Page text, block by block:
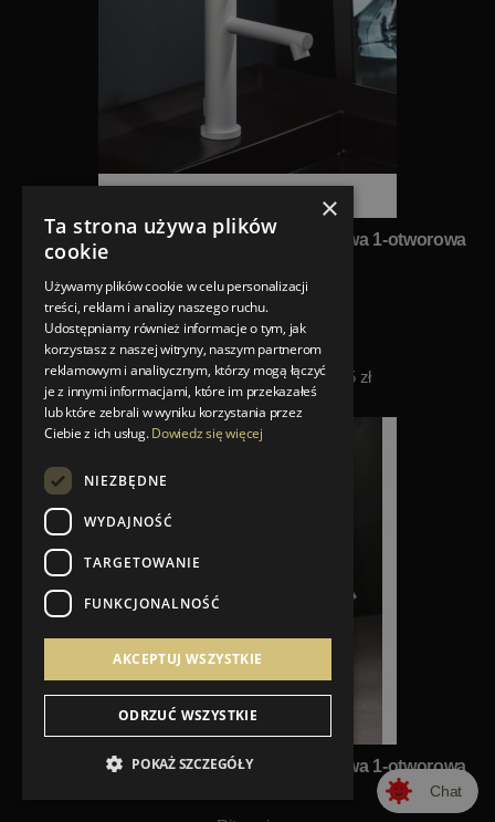
Ritmonio Diametro35 Bateria umywalkowa 1-otworowa
Ritmonio
Nowa cena 3 026,29 zł
3 362,55 zł
Najniższa cena z 30 dni: 3 362,55 zł
10%
Ritmonio Diametro35 Bateria umywalkowa 1-otworowa
Chat
×
Ta strona używa plików
cookie
Używamy plików cookie w celu personalizacji
treści, reklam i analizy naszego ruchu.
Udostępniamy również informacje o tym, jak
korzystasz z naszej witryny, naszym partnerom
reklamowym i analitycznym, którzy mogą łączyć
je z innymi informacjami, które im przekazałeś
lub które zebrali w wyniku korzystania przez
Ciebie z ich usług.Dowiedz się więcej
NIEZBĘDNE
WYDAJNOŚĆ
TARGETOWANIE
FUNKCJONALNOŚĆ
AKCEPTUJ WSZYSTKIE
ODRZUĆ WSZYSTKIE
POKAŻ SZCZEGÓŁY